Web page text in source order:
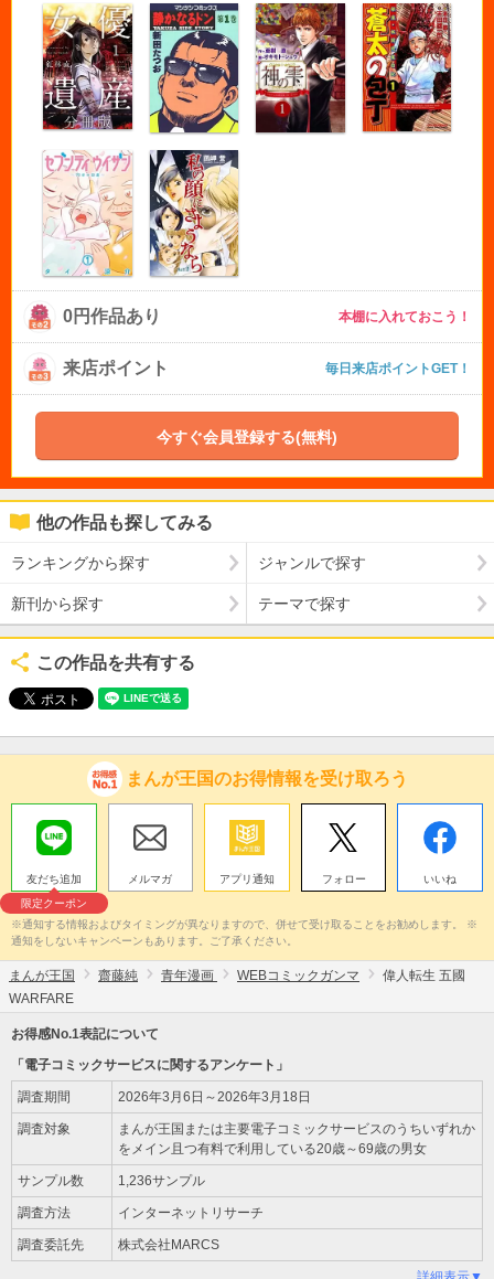
0円作品あり 本棚に入れておこう！
来店ポイント 毎日来店ポイントGET！
今すぐ会員登録する(無料)
他の作品も探してみる
ランキングから探す ジャンルで探す
新刊から探す テーマで探す
この作品を共有する
まんが王国のお得情報を受け取ろう
友だち追加
限定クーポン
メルマガ アプリ通知 フォロー いいね
※通知する情報およびタイミングが異なりますので、併せて受け取ることをお勧めします。 ※
通知をしないキャンペーンもあります。ご了承ください。
まんが王国 齋藤純 青年漫画 WEBコミックガンマ
偉人転生 五國
WARFARE
お得感No.1表記について
「電子コミックサービスに関するアンケート」
調査期間 2026年3月6日～2026年3月18日
調査対象
まんが王国または主要電子コミックサービスのうちいずれか
をメイン且つ有料で利用している20歳～69歳の男女
サンプル数 1,236サンプル
調査方法 インターネットリサーチ
調査委託先 株式会社MARCS